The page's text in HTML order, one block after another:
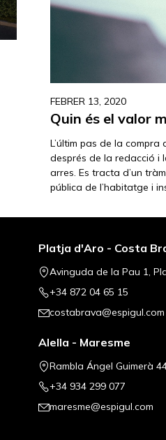
FEBRER 13, 2020
Quin és el valor
L’últim pas de la
després de la redacció i
arres. Es tracta d’un
pública de l’habitatge i
Platja d'Aro - Costa
Avinguda de la Pau 1,
+34 872 04 65 15
costabrava@espigul.com
Alella - Maresme
Rambla Ángel Guimerà
+34 934 299 077
maresme@espigul.com